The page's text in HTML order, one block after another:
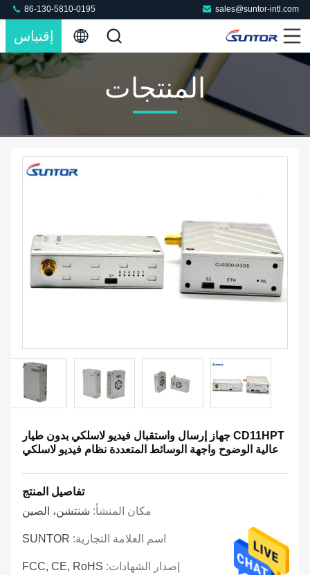
sales@suntor-intl.com
86-130-5810-0195
إقتباس
المنتجات
CD11HPT جهاز إرسال واستقبال فيديو لاسلكي بدون طيار
عالية الوضوح واجهة الوسائط المتعددة نظام فيديو لاسلكي
تفاصيل المنتج
مكان المنشأ: شنتشن، الصين
اسم العلامة التجارية: SUNTOR
إصدار الشهادات: FCC, CE, RoHS